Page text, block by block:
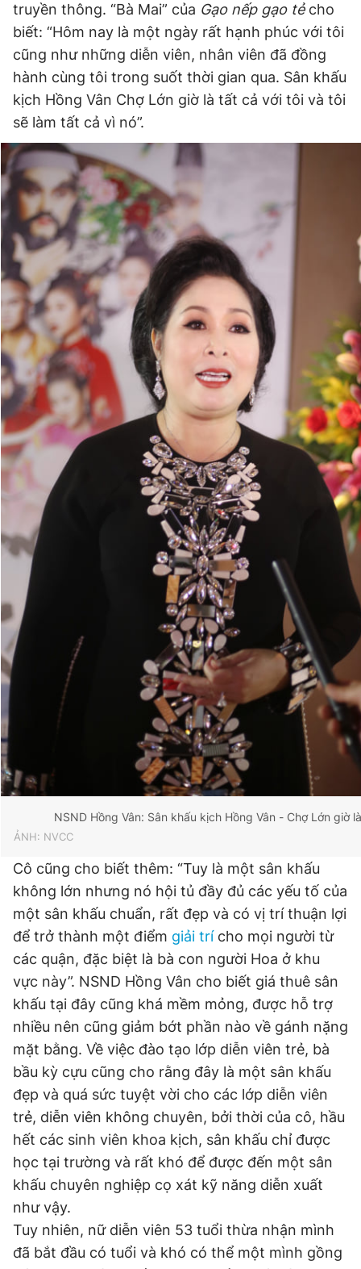
Hotline
0906 645 777
Liên hệ quảng cáo
0908 780 404
Đặt báo Quảng cáo RSS Tòa soạn Chính sách bảo
Tổng biên tập: Nguyễn Ngọc Toàn
Phó tổng biên tập thường trực: Hải Thành
Phó tổng biên tập: Lâm Hiếu Dũng
Phó tổng biên tập: Trần Việt Hưng
Tổng thư ký tòa soạn: Đức Trung
Giấy phép xuất bản số 110/GP - BTTTT cấp ngày 24.3.2020
© 2003-2026 Bản quyền thuộc về Báo Thanh Niên. Cấm sao
chép dưới mọi hình thức nếu không có sự chấp thuận bằng văn
bản. Phát triển bởi ePi Technologies, JSC.
truyền thông. “Bà Mai” của Gạo nếp gạo tẻ cho
biết: “Hôm nay là một ngày rất hạnh phúc với tôi
cũng như những diễn viên, nhân viên đã đồng
hành cùng tôi trong suốt thời gian qua. Sân khấu
kịch Hồng Vân Chợ Lớn giờ là tất cả với tôi và tôi
sẽ làm tất cả vì nó”.
NSND Hồng Vân: Sân khấu kịch Hồng Vân - Chợ Lớn giờ
ẢNH: NVCC
Cô cũng cho biết thêm: “Tuy là một sân khấu
không lớn nhưng nó hội tủ đầy đủ các yếu tố của
một sân khấu chuẩn, rất đẹp và có vị trí thuận lợi
để trở thành một điểm giải trícho mọi người từ
các quận, đặc biệt là bà con người Hoa ở khu
vực này”. NSND Hồng Vân cho biết giá thuê sân
khấu tại đây cũng khá mềm mỏng, được hỗ trợ
nhiều nên cũng giảm bớt phần nào về gánh nặng
mặt bằng. Về việc đào tạo lớp diễn viên trẻ, bà
bầu kỳ cựu cũng cho rằng đây là một sân khấu
đẹp và quá sức tuyệt vời cho các lớp diễn viên
trẻ, diễn viên không chuyên, bởi thời của cô, hầu
hết các sinh viên khoa kịch, sân khấu chỉ được
học tại trường và rất khó để được đến một sân
khấu chuyên nghiệp cọ xát kỹ năng diễn xuất
như vậy.
Tuy nhiên, nữ diễn viên 53 tuổi thừa nhận mình
đã bắt đầu có tuổi và khó có thể một mình gồng